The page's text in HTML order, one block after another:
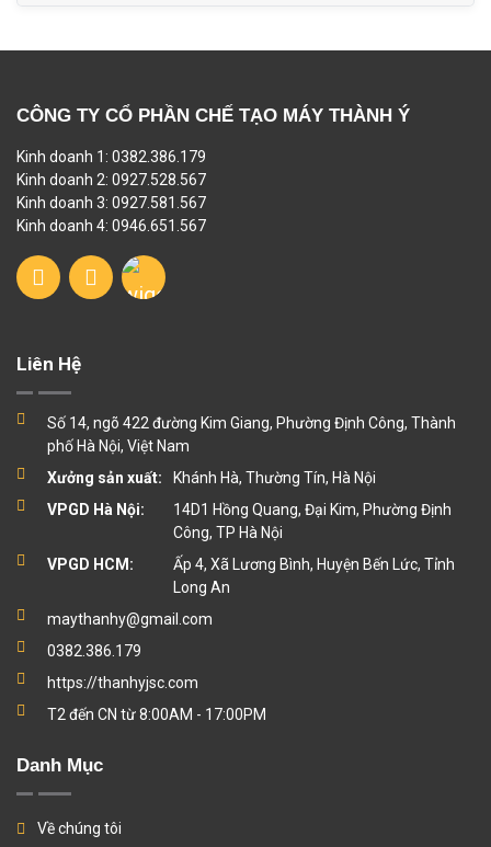
CÔNG TY CỔ PHẦN CHẾ TẠO MÁY THÀNH Ý
Kinh doanh 1: 0382.386.179
Kinh doanh 2: 0927.528.567
Kinh doanh 3: 0927.581.567
Kinh doanh 4: 0946.651.567
Liên Hệ
Số 14, ngõ 422 đường Kim Giang, Phường Định Công, Thành
phố Hà Nội, Việt Nam
Xưởng sản xuất:
Khánh Hà, Thường Tín, Hà Nội
VPGD Hà Nội:
14D1 Hồng Quang, Đại Kim, Phường Định
Công, TP Hà Nội
VPGD HCM:
Ấp 4, Xã Lương Bình, Huyện Bến Lức, Tỉnh
Long An
maythanhy@gmail.com
0382.386.179
https://thanhyjsc.com
T2 đến CN từ 8:00AM - 17:00PM
Danh Mục
Về chúng tôi